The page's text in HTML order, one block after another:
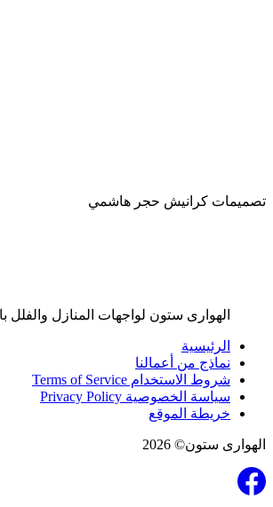
تصميمات كرانيش حجر هاشمي
الهوارى ستون لواجهات المنازل
الرئيسية
نماذج من أعمالنا
شروط الاستخدام Terms of Service
سياسة الخصوصية Privacy Policy
خريطة الموقع
الهوارى ستون© 2026